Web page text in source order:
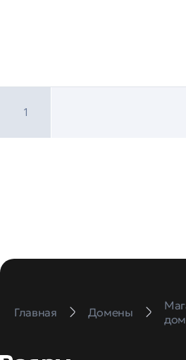
1
Главная Домены